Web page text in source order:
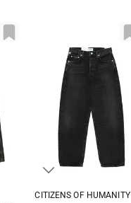
CITIZENS OF HUMANITY